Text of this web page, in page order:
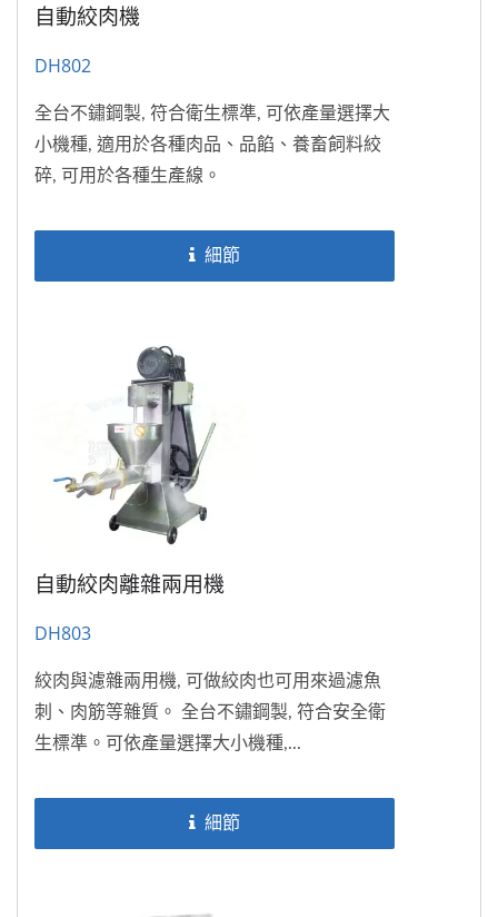
自動絞肉機
DH802
全台不鏽鋼製, 符合衛生標準, 可依產量選擇大
小機種, 適用於各種肉品、品餡、養畜飼料絞
碎, 可用於各種生產線。
細節
自動絞肉離雜兩用機
DH803
絞肉與濾雜兩用機, 可做絞肉也可用來過濾魚
刺、肉筋等雜質。 全台不鏽鋼製, 符合安全衛
生標準。可依產量選擇大小機種,...
細節